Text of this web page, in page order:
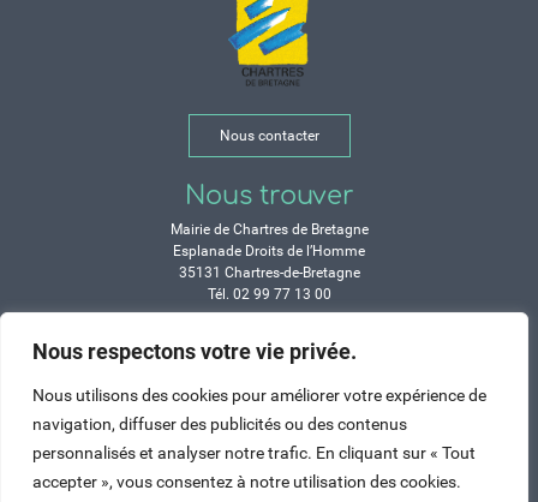
Nous respectons votre vie privée.
Nous utilisons des cookies pour améliorer votre expérience de
navigation, diffuser des publicités ou des contenus
personnalisés et analyser notre trafic. En cliquant sur « Tout
accepter », vous consentez à notre utilisation des cookies.
Nous contacter
Nous trouver
Mairie de Chartres de Bretagne
Esplanade Droits de l’Homme
35131 Chartres-de-Bretagne
Tél. 02 99 77 13 00
Horaires
Durant les congés d’été :
de 9h à 12h et de 14h à 17h
Jeudi : de 9h à 12h et de 15h à 17h
Samedi : fermé